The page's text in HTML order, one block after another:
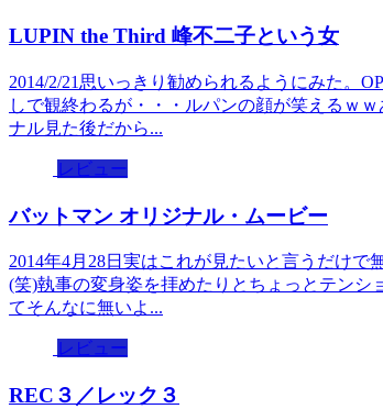
LUPIN the Third 峰不二子という女
2014/2/21思いっきり勧められるようにみた。
しで観終わるが・・・ルパンの顔が笑えるｗ
ナル見た後だから...
レビュー
バットマン オリジナル・ムービー
2014年4月28日実はこれが見たいと言うだけ
(笑)執事の変身姿を拝めたりとちょっとテン
てそんなに無いよ...
レビュー
REC３／レック３